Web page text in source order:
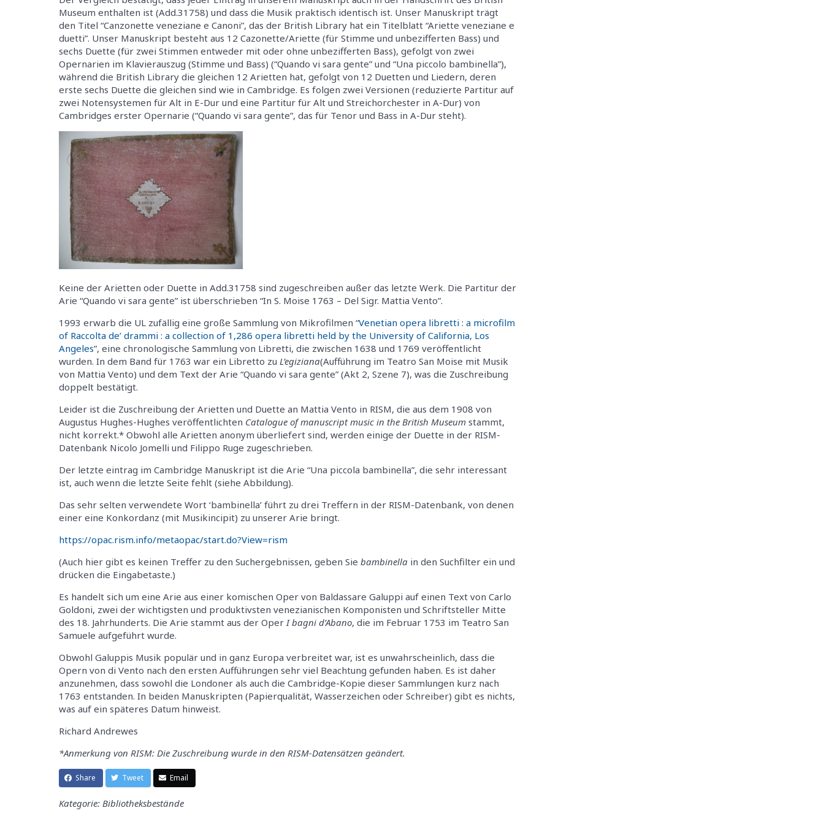
Museum enthalten ist (Add.31758) und dass die Musik praktisch identisch ist. Unser Manuskript trägt
den Titel “Canzonette veneziane e Canoni”, das der British Library hat ein Titelblatt “Ariette veneziane e
duetti”. Unser Manuskript besteht aus 12 Cazonette/Ariette (für Stimme und unbezifferten Bass) und
sechs Duette (für zwei Stimmen entweder mit oder ohne unbezifferten Bass), gefolgt von zwei
Opernarien im Klavierauszug (Stimme und Bass) (“Quando vi sara gente” und “Una piccolo bambinella”),
während die British Library die gleichen 12 Arietten hat, gefolgt von 12 Duetten und Liedern, deren
erste sechs Duette die gleichen sind wie in Cambridge. Es folgen zwei Versionen (reduzierte Partitur auf
zwei Notensystemen für Alt in E-Dur und eine Partitur für Alt und Streichorchester in A-Dur) von
Cambridges erster Opernarie (“Quando vi sara gente”, das für Tenor und Bass in A-Dur steht).
Keine der Arietten oder Duette in Add.31758 sind zugeschreiben außer das letzte Werk. Die Partitur der
Arie “Quando vi sara gente” ist überschrieben “In S. Moise 1763 – Del Sigr. Mattia Vento”.
1993 erwarb die UL zufällig eine große Sammlung von Mikrofilmen “Venetian opera libretti : a microfilm
of Raccolta de’ drammi : a collection of 1,286 opera libretti held by the University of California, Los
Angeles”, eine chronologische Sammlung von Libretti, die zwischen 1638 und 1769 veröffentlicht
wurden. In dem Band für 1763 war ein Libretto zu L’egiziana(Aufführung im Teatro San Moise mit Musik
von Mattia Vento) und dem Text der Arie “Quando vi sara gente” (Akt 2, Szene 7), was die Zuschreibung
doppelt bestätigt.
Leider ist die Zuschreibung der Arietten und Duette an Mattia Vento in RISM, die aus dem 1908 von
Augustus Hughes-Hughes veröffentlichten Catalogue of manuscript music in the British Museum stammt,
nicht korrekt.* Obwohl alle Arietten anonym überliefert sind, werden einige der Duette in der RISM-
Datenbank Nicolo Jomelli und Filippo Ruge zugeschrieben.
Der letzte eintrag im Cambridge Manuskript ist die Arie “Una piccola bambinella”, die sehr interessant
ist, auch wenn die letzte Seite fehlt (siehe Abbildung).
Das sehr selten verwendete Wort ‘bambinella’ führt zu drei Treffern in der RISM-Datenbank, von denen
einer eine Konkordanz (mit Musikincipit) zu unserer Arie bringt.
https://opac.rism.info/metaopac/start.do?View=rism
(Auch hier gibt es keinen Treffer zu den Suchergebnissen, geben Sie bambinella in den Suchfilter ein und
drücken die Eingabetaste.)
Es handelt sich um eine Arie aus einer komischen Oper von Baldassare Galuppi auf einen Text von Carlo
Goldoni, zwei der wichtigsten und produktivsten venezianischen Komponisten und Schriftsteller Mitte
des 18. Jahrhunderts. Die Arie stammt aus der Oper I bagni d’Abano, die im Februar 1753 im Teatro San
Samuele aufgeführt wurde.
Obwohl Galuppis Musik populär und in ganz Europa verbreitet war, ist es unwahrscheinlich, dass die
Opern von di Vento nach den ersten Aufführungen sehr viel Beachtung gefunden haben. Es ist daher
anzunehmen, dass sowohl die Londoner als auch die Cambridge-Kopie dieser Sammlungen kurz nach
1763 entstanden. In beiden Manuskripten (Papierqualität, Wasserzeichen oder Schreiber) gibt es nichts,
was auf ein späteres Datum hinweist.
Richard Andrewes
*Anmerkung von RISM: Die Zuschreibung wurde in den RISM-Datensätzen geändert.
Share Tweet Email
Kategorie: Bibliotheksbestände